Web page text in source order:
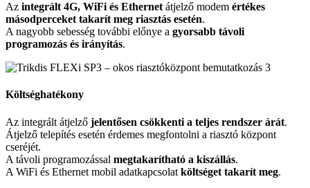
Az integrált 4G, WiFi és Ethernet átjelző modem értékes
másodperceket takarít meg riasztás esetén.
A nagyobb sebesség további előnye a gyorsabb távoli
programozás és irányítás.
Költséghatékony
Az integrált átjelző jelentősen csökkenti a teljes rendszer árát.
Átjelző telepítés esetén érdemes megfontolni a riasztó központ
cseréjét.
A távoli programozással megtakarítható a kiszállás.
A WiFi és Ethernet mobil adatkapcsolat költséget takarít meg.